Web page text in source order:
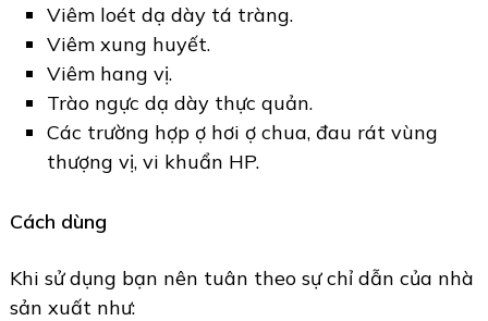
Viêm loét dạ dày tá tràng.
Viêm xung huyết.
Viêm hang vị.
Trào ngực dạ dày thực quản.
Các trường hợp ợ hơi ợ chua, đau rát vùng
thượng vị, vi khuẩn HP.
Cách dùng
Khi sử dụng bạn nên tuân theo sự chỉ dẫn của nhà
sản xuất như: